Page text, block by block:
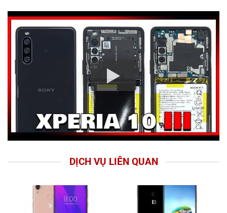
DỊCH VỤ LIÊN QUAN